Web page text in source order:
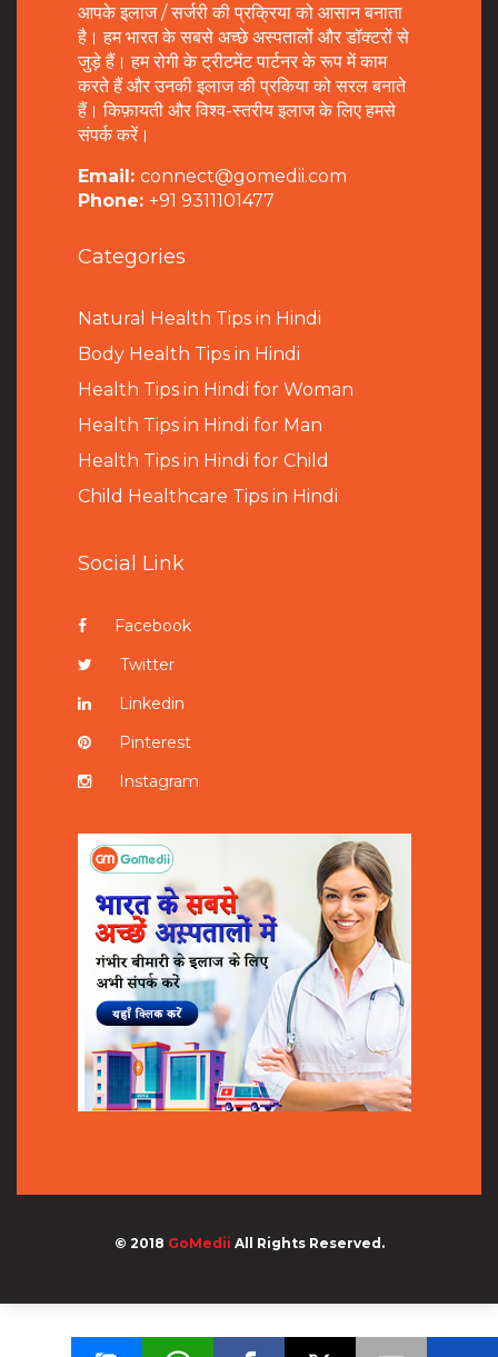
आपके इलाज / सर्जरी की प्रक्रिया को आसान बनाता
है। हम भारत के सबसे अच्छे अस्पतालों और डॉक्टरों से
जुड़े हैं। हम रोगी के ट्रीटमेंट पार्टनर के रूप में काम
करते हैं और उनकी इलाज की प्रकिया को सरल बनाते
हैं। किफ़ायती और विश्व-स्तरीय इलाज के लिए हमसे
संपर्क करें।
Email: connect@gomedii.com
Phone: +91 9311101477
Categories
Natural Health Tips in Hindi
Body Health Tips in Hindi
Health Tips in Hindi for Woman
Health Tips in Hindi for Man
Health Tips in Hindi for Child
Child Healthcare Tips in Hindi
Social Link
Facebook
Twitter
Linkedin
Pinterest
Instagram
© 2018 GoMedii All Rights Reserved.